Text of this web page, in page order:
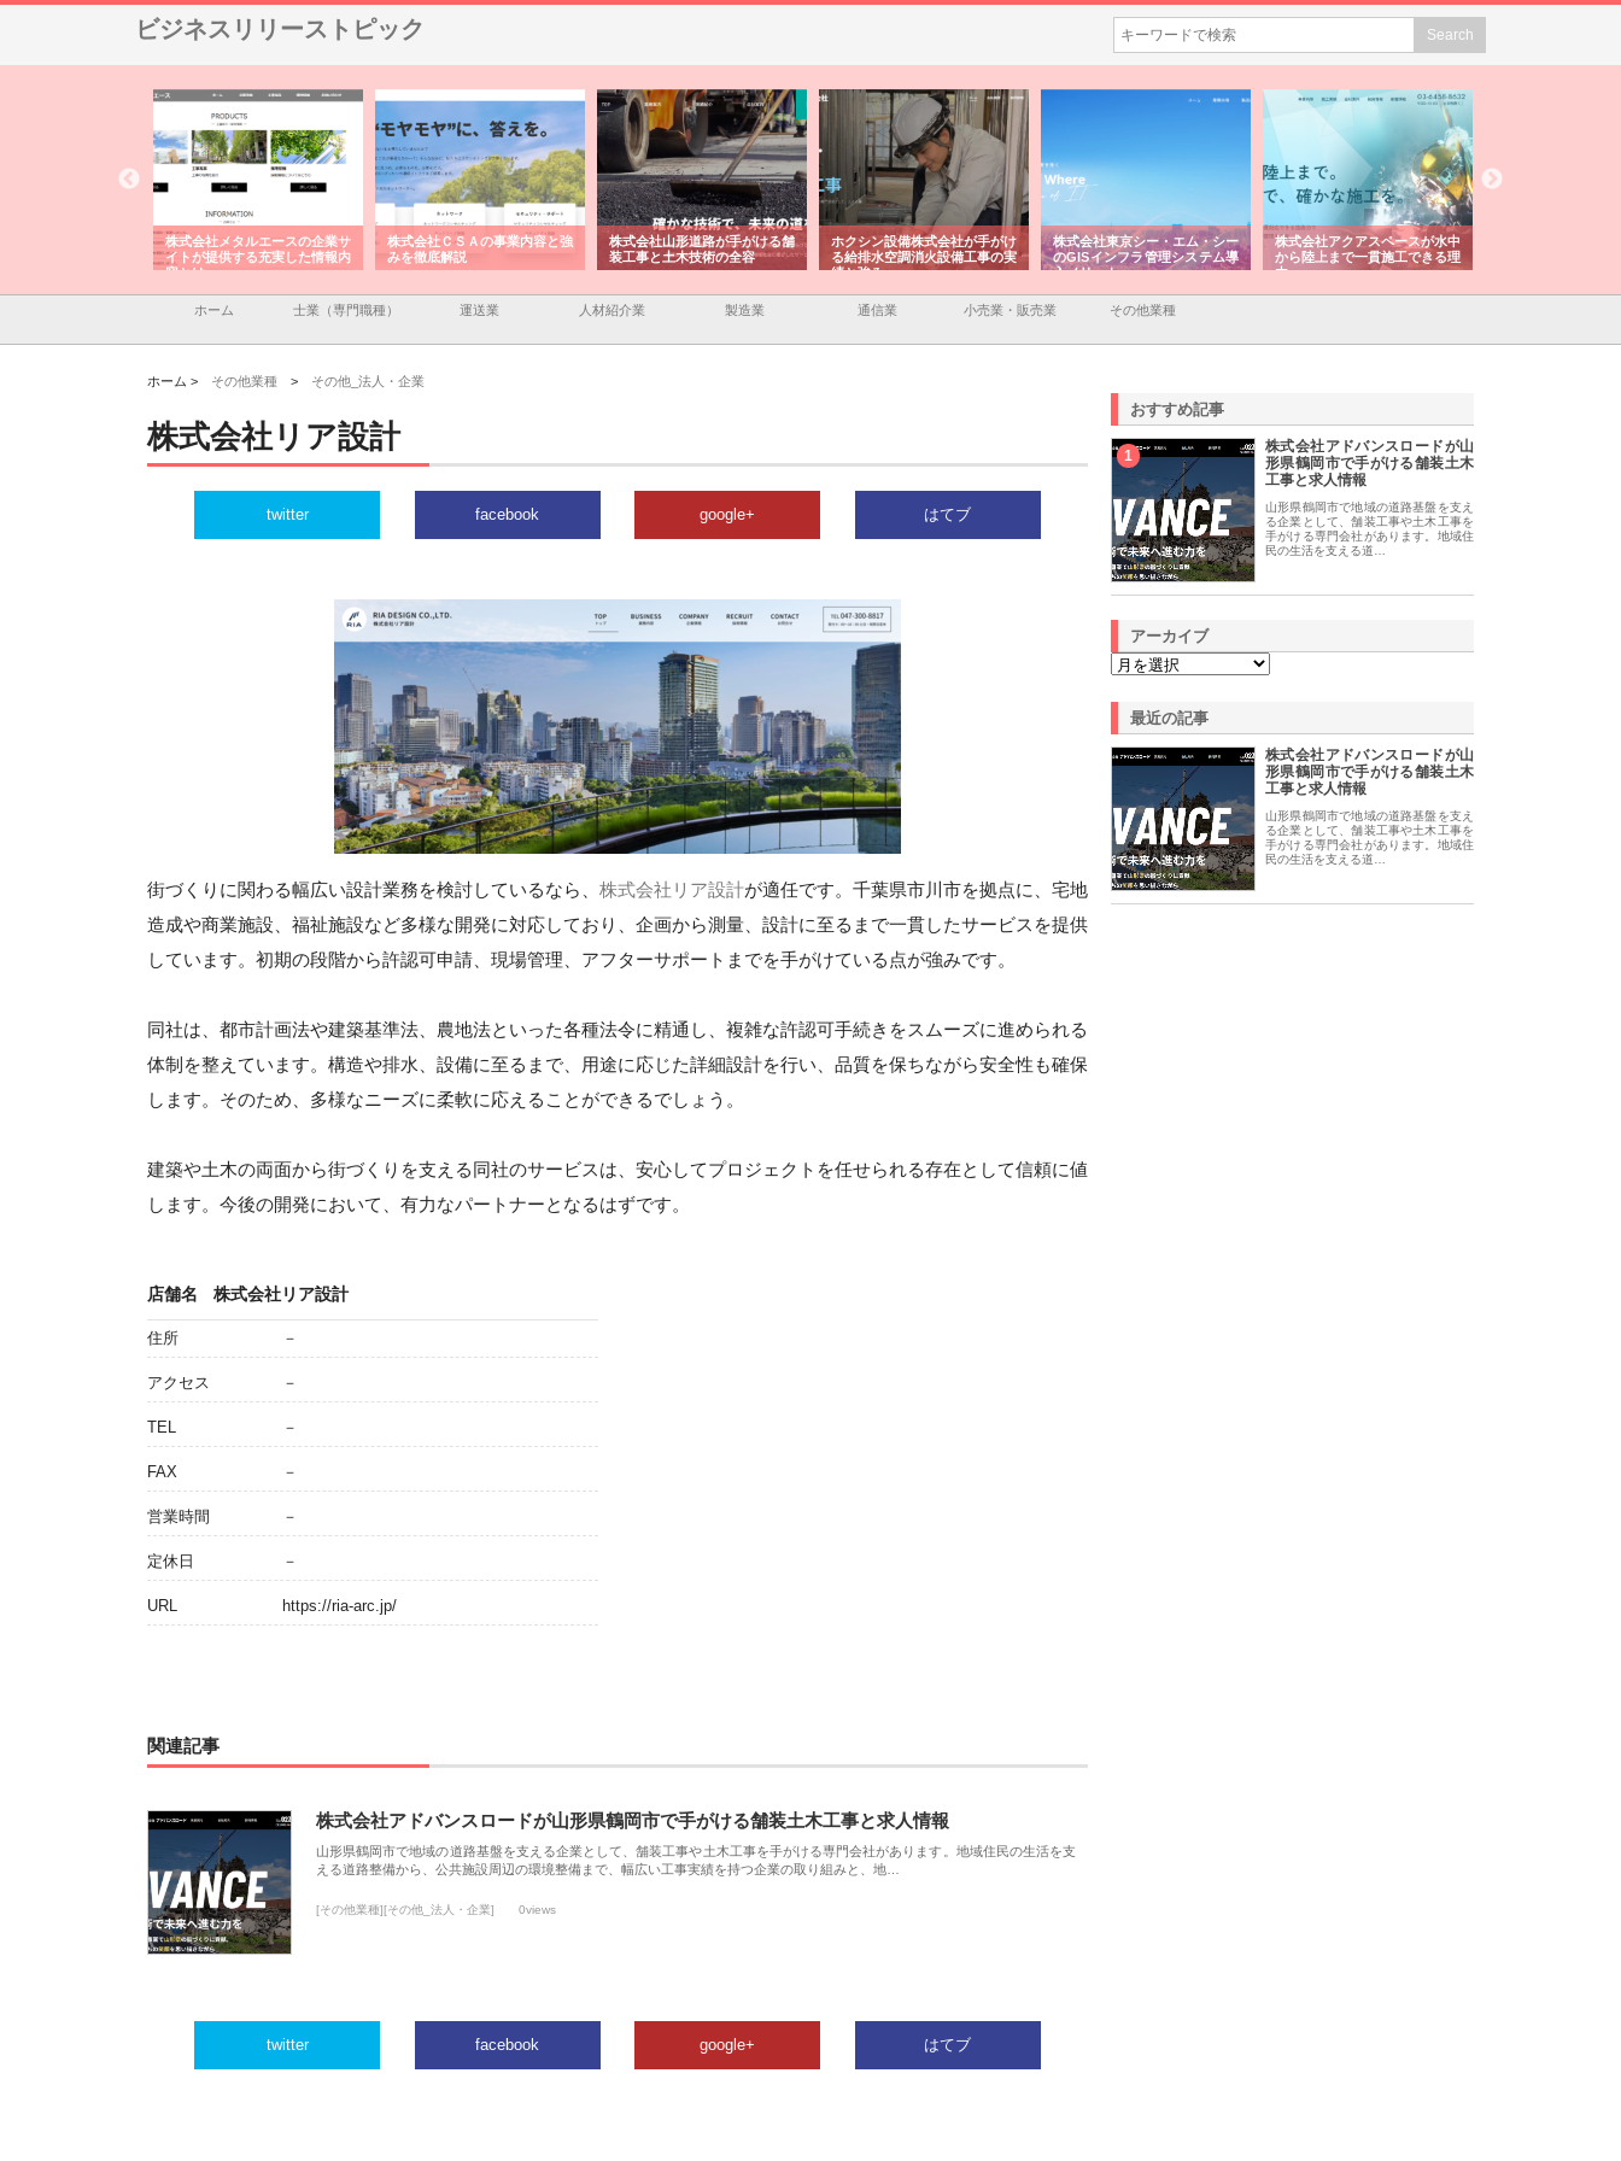
ビジネスリリーストピック
株式会社メタルエースの企業サ
イトが提供する充実した情報内
容とは
株式会社ＣＳＡの事業内容と強
みを徹底解説
株式会社山形道路が手がける舗
装工事と土木技術の全容
ホクシン設備株式会社が手がけ
る給排水空調消火設備工事の実
績と強み
株式会社東京シー・エム・シー
のGISインフラ管理システム導
入メリット
株式会社アクアスペースが水中
から陸上まで一貫施工できる理
由
ホーム 士業（専門職種） 運送業 人材紹介業 製造業 通信業 小売業・販売業 その他業種
ホーム > その他業種 > その他_法人・企業
株式会社リア設計
twitter facebook google+ はてブ
街づくりに関わる幅広い設計業務を検討しているなら、 株式会社リア設計が適任です。千葉県市川市を拠点に、宅地
造成や商業施設、福祉施設など多様な開発に対応しており、企画から測量、設計に至るまで一貫したサービスを提供
しています。初期の段階から許認可申請、現場管理、アフターサポートまでを手がけている点が強みです。
同社は、都市計画法や建築基準法、農地法といった各種法令に精通し、複雑な許認可手続きをスムーズに進められる
体制を整えています。構造や排水、設備に至るまで、用途に応じた詳細設計を行い、品質を保ちながら安全性も確保
します。そのため、多様なニーズに柔軟に応えることができるでしょう。
建築や土木の両面から街づくりを支える同社のサービスは、安心してプロジェクトを任せられる存在として信頼に値
します。今後の開発において、有力なパートナーとなるはずです。
店舗名 株式会社リア設計
住所 －
アクセス －
TEL －
FAX －
営業時間 －
定休日 －
URL https://ria-arc.jp/
関連記事
株式会社アドバンスロードが山形県鶴岡市で手がける舗装土木工事と求人情報
山形県鶴岡市で地域の道路基盤を支える企業として、舗装工事や土木工事を手がける専門会社があります。地域住民の生活を支
える道路整備から、公共施設周辺の環境整備まで、幅広い工事実績を持つ企業の取り組みと、地…
[その他業種][その他_法人・企業] 0views
twitter facebook google+ はてブ
おすすめ記事
1
株式会社アドバンスロードが山
形県鶴岡市で手がける舗装土木
工事と求人情報
山形県鶴岡市で地域の道路基盤を支え
る企業として、舗装工事や土木工事を
手がける専門会社があります。地域住
民の生活を支える道…
アーカイブ
最近の記事
株式会社アドバンスロードが山
形県鶴岡市で手がける舗装土木
工事と求人情報
山形県鶴岡市で地域の道路基盤を支え
る企業として、舗装工事や土木工事を
手がける専門会社があります。地域住
民の生活を支える道…